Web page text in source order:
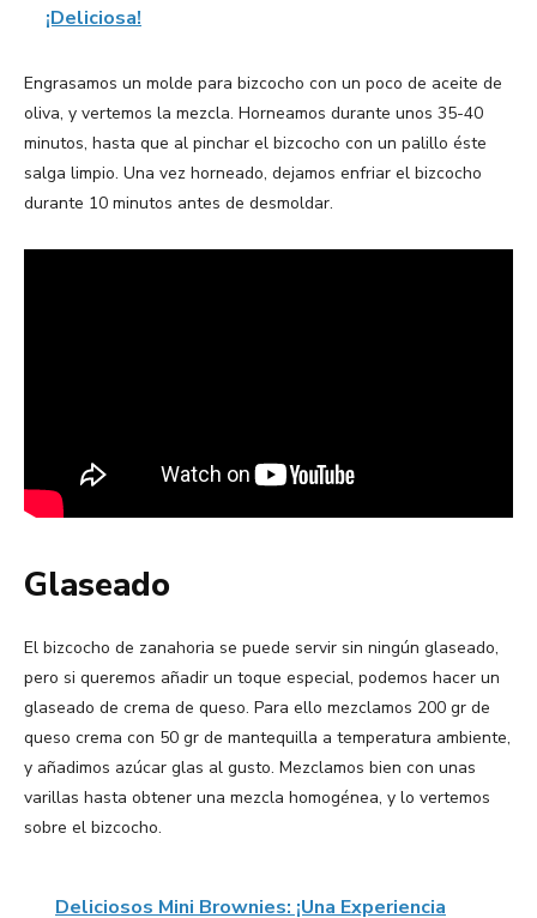
¡Deliciosa!
Engrasamos un molde para bizcocho con un poco de aceite de
oliva, y vertemos la mezcla. Horneamos durante unos 35-40
minutos, hasta que al pinchar el bizcocho con un palillo éste
salga limpio. Una vez horneado, dejamos enfriar el bizcocho
durante 10 minutos antes de desmoldar.
Glaseado
El bizcocho de zanahoria se puede servir sin ningún glaseado,
pero si queremos añadir un toque especial, podemos hacer un
glaseado de crema de queso. Para ello mezclamos 200 gr de
queso crema con 50 gr de mantequilla a temperatura ambiente,
y añadimos azúcar glas al gusto. Mezclamos bien con unas
varillas hasta obtener una mezcla homogénea, y lo vertemos
sobre el bizcocho.
Deliciosos Mini Brownies: ¡Una Experiencia